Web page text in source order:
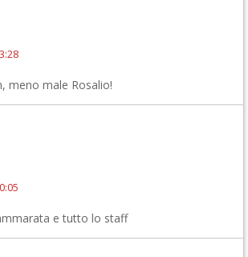
meno male Rosalio!
e tutto lo staff